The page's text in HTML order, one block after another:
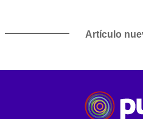
Artículo